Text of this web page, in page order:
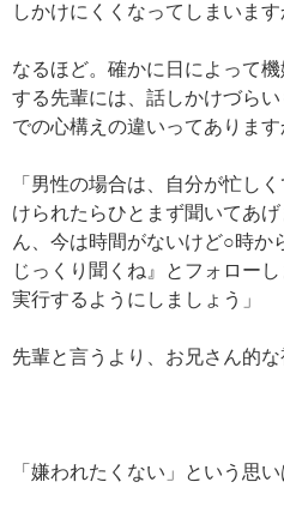
しかけにくくなってしまいます
なるほど。確かに日によって
する先輩には、話しかけづら
での心構えの違いってあります
「男性の場合は、自分が忙し
けられたらひとまず聞いてあ
ん、今は時間がないけど○時か
じっくり聞くね』とフォロー
実行するようにしましょう」
先輩と言うより、お兄さん的な
「嫌われたくない」という思